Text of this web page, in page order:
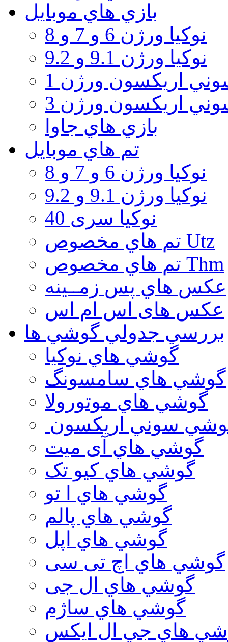
بازي هاي موبايل
نوكيا ورژن 6 و 7 و 8
نوكيا ورژن 9.1 و 9.2
اريكسون ورژن 1
اريكسون ورژن 3
بازي هاي جاوا
تم هاي موبايل
نوكيا ورژن 6 و 7 و 8
نوكيا ورژن 9.1 و 9.2
نوکیا سری 40
تم هاي مخصوص Utz
تم هاي مخصوص Thm
عكس هاي پس زمــينه
عكس های اس ام اس
بررسي جدولي گوشي ها
گوشي هاي نوكيا
گوشي هاي سامسونگ
گوشي هاي موتورولا
سوني اريكسون
گوشي هاي آی میت
گوشي هاي کیو تک
گوشي هاي ا تو
گوشي هاي پالم
گوشي هاي اپل
گوشي هاي اچ تی سی
گوشي هاي ال جی
گوشي هاي ساژم
هاي جي ال ايكس